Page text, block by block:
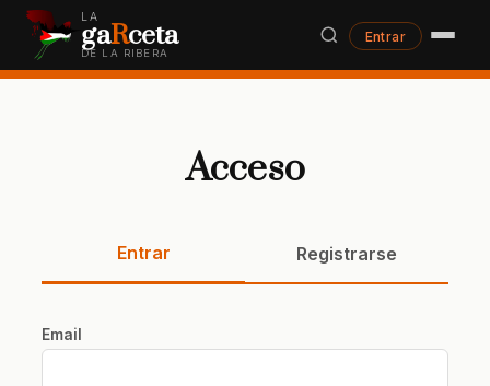
LA
gaRceta
DE LA RIBERA
Entrar
Acceso
Entrar Registrarse
Email